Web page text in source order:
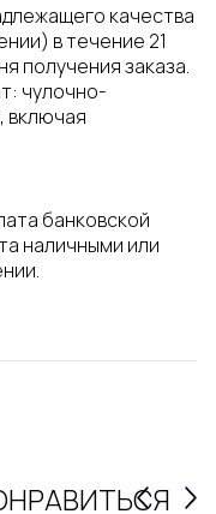
качества
в течение 21
получения заказа.
чулочно-
включая
банковской
наличными или